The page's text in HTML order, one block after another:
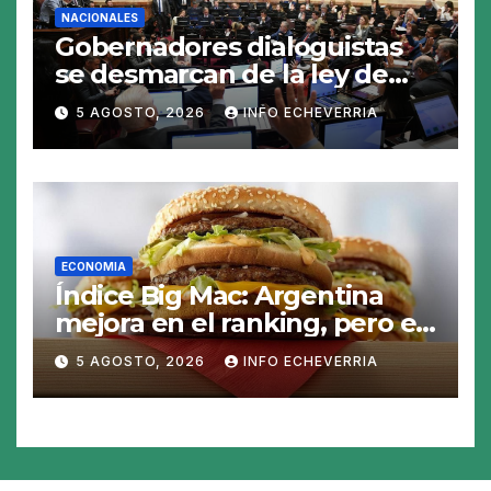
NACIONALES
Gobernadores dialoguistas
se desmarcan de la ley de
Tierras y ponen en jaque su
tratamiento en el Senado
5 AGOSTO, 2026 INFO ECHEVERRIA
ECONOMIA
Índice Big Mac: Argentina
mejora en el ranking, pero el
peso sigue sobrevaluado un
19%
5 AGOSTO, 2026 INFO ECHEVERRIA